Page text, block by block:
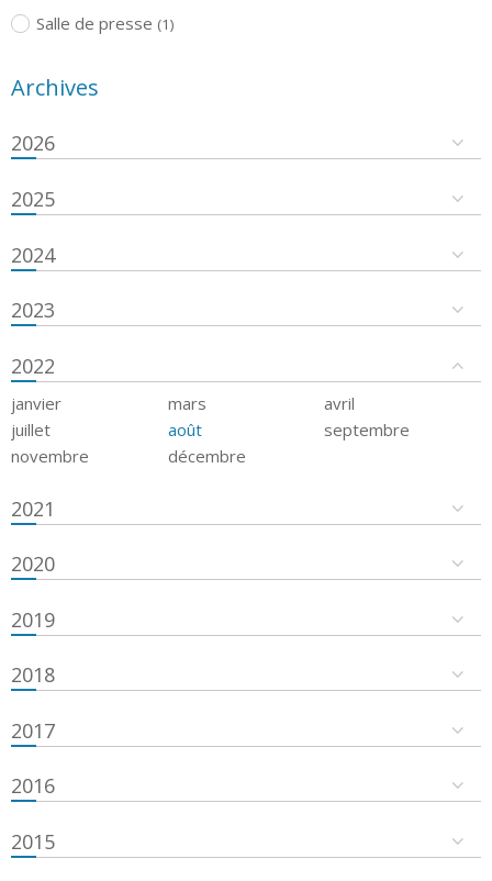
Salle de presse (1)
Archives
2026
2025
2024
2023
2022
janvier mars
avril
juillet
août
septembre
novembre
décembre
2021
2020
2019
2018
2017
2016
2015